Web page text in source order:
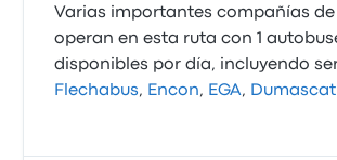
Varias importantes compañías de
operan en esta ruta con 1
disponibles por día, incluyendo
Flechabus, Encon, EGA, Dumascat